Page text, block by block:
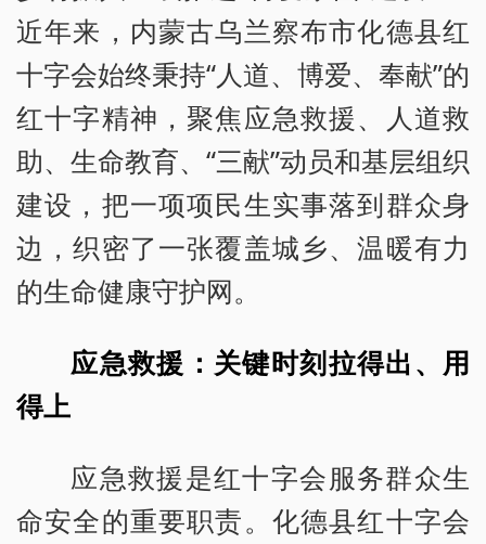
近年来，内蒙古乌兰察布市化德县红
十字会始终秉持“人道、博爱、奉献”的
红十字精神，聚焦应急救援、人道救
助、生命教育、“三献”动员和基层组织
建设，把一项项民生实事落到群众身
边，织密了一张覆盖城乡、温暖有力
的生命健康守护网。
应急救援：关键时刻拉得出、用
得上
应急救援是红十字会服务群众生
命安全的重要职责。化德县红十字会